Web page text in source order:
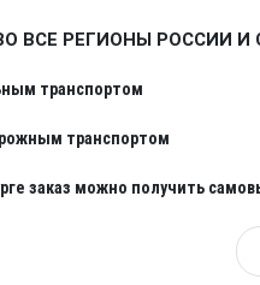
ВСЕ РЕГИОНЫ РОССИИ И
транспортом
транспортом
заказ можно получить